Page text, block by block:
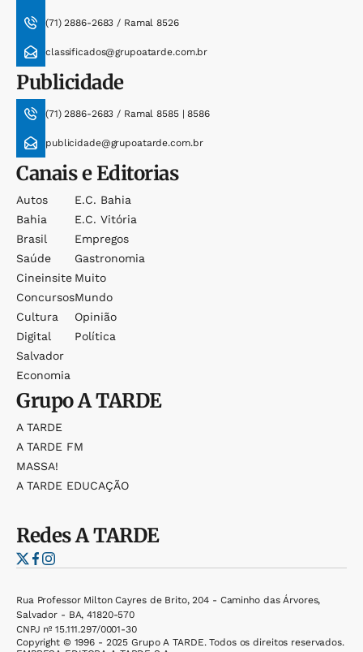
(71) 2886-2683 / Ramal 8526
classificados@grupoatarde.com.br
Publicidade
(71) 2886-2683 / Ramal 8585 | 8586
publicidade@grupoatarde.com.br
Canais e Editorias
Autos
Bahia
Brasil
Saúde
Cineinsite
Concursos
Cultura
Digital
Salvador
Economia
E.c. Bahia
E.c. Vitória
Empregos
Gastronomia
Muito
Mundo
Opinião
Política
GrupoA TARDE
A TARDE
A TARDE FM
MASSA!
A TARDE EDUCAÇÃO
RedesA TARDE
Rua Professor Milton Cayres de Brito, 204 - Caminho das Árvores,
Salvador - BA, 41820-570
CNPJ nº 15.111.297/0001-30
Copyright © 1996 - 2025 Grupo A TARDE. Todos os direitos reservados.